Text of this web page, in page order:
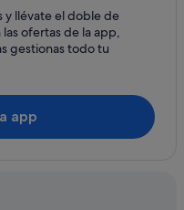
y llévate el doble de
ofertas de la app,
gestionas todo tu
app